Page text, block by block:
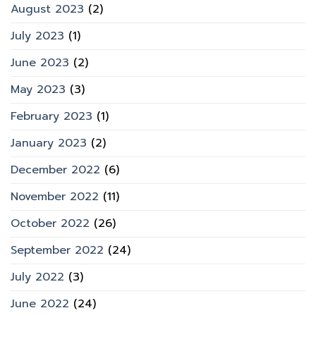
August 2023 (2)
July 2023 (1)
June 2023 (2)
May 2023 (3)
February 2023 (1)
January 2023 (2)
December 2022 (6)
November 2022 (11)
October 2022 (26)
September 2022 (24)
July 2022 (3)
June 2022 (24)